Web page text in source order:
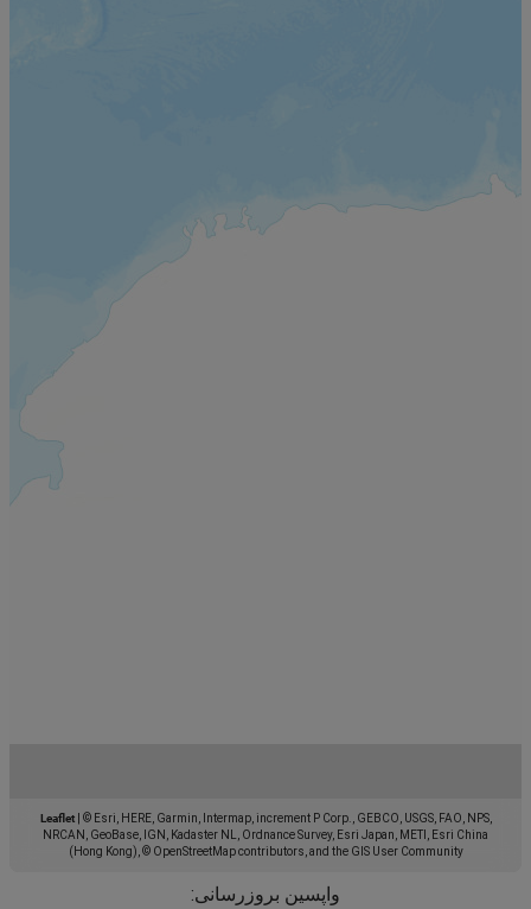
Leaflet
© Esri, HERE, Garmin, Intermap, increment P Corp., GEBCO, USGS, FAO, NPS,
NRCAN, GeoBase, IGN, Kadaster NL, Ordnance Survey, Esri Japan, METI, Esri China
(Hong Kong), © OpenStreetMap contributors, and the GIS User Community
واپسین بروزرسانی: